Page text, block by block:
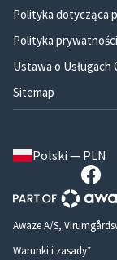
Polityka dotycząca
Polityka prywatności
Ustawa o Usługach
Sitemap
Polski — PLN
Awaze A/S,
Warunki i zasady*